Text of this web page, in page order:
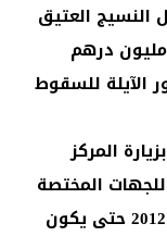
النسيج العتيق
وهو المشروع الذي سيكلف 37 مليون درهم
الآيلة للسقوط
المركز
المختصة
باستئناف الأشغال المتوقفة منذ سنة 2012 حتى يكون